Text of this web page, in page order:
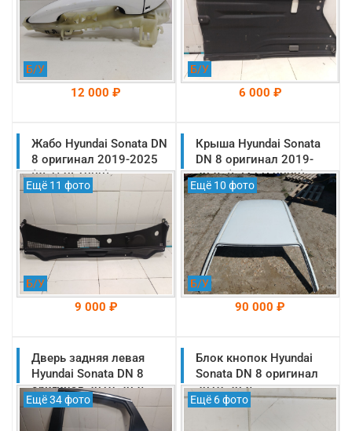
Б/У
12 000 ₽
На складе: Раменское
-->
Б/У
6 000 ₽
На складе: Раменское
-->
Жабо Hyundai Sonata DN
8 оригинал 2019-2025
(86150L1000)
Ещё 11 фото
Б/У
9 000 ₽
На складе: Раменское
-->
Крыша Hyundai Sonata
DN 8 оригинал 2019-
2025 (67111L0000)
Ещё 10 фото
Б/У
90 000 ₽
На складе: Раменское
-->
Дверь задняя левая
Hyundai Sonata DN 8
оригинал 2019-2025
(77003L1010)
Ещё 34 фото
Блок кнопок Hyundai
Sonata DN 8 оригинал
2019-2025
(93700L1020YTH)
Ещё 6 фото